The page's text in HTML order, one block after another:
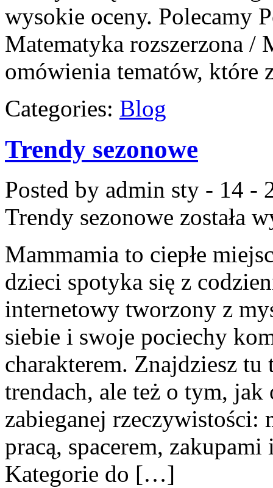
wysokie oceny. Polecamy
Matematyka rozszerzona /
omówienia tematów,
Categories: Blog
Trendy sezonowe
Posted by admin sty - 14 -
Trendy sezonowe została
Mammamia to ciepłe
dzieci spotyka się z
internetowy tworzony z
siebie i swoje pociechy
charakterem. Znajdziesz
trendach, ale też o tym, jak
zabieganej rzeczywistości:
pracą, spacerem,
Kategorie do […]